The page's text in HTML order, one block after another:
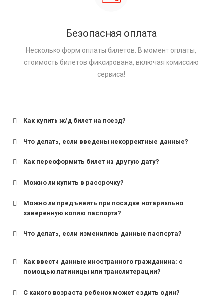
Безопасная оплата
Несколько форм оплаты билетов. В момент оплаты,
стоимость билетов фиксирована, включая комиссию
сервиса!
Как купить ж/д билет на поезд?
Что делать, если введены некорректные данные?
Как переоформить билет на другую дату?
Можно ли купить в рассрочку?
Можно ли предъявить при посадке нотариально
заверенную копию паспорта?
Что делать, если изменились данные паспорта?
Как ввести данные иностранного гражданина: с
помощью латиницы или транслитерации?
С какого возраста ребенок может ездить один?